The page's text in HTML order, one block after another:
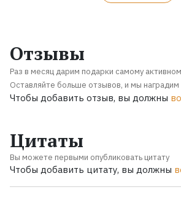
Отзывы
Раз в месяц дарим подарки самому
Оставляйте больше отзывов, и мы наградим
Чтобы добавить отзыв, вы должны
Цитаты
Вы можете первыми опубликовать цитату
Чтобы добавить цитату, вы должны